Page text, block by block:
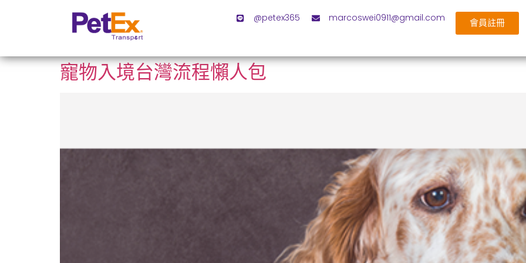
@petex365 marcoswei0911@gmail.com 會員註冊
寵物入境台灣流程懶人包